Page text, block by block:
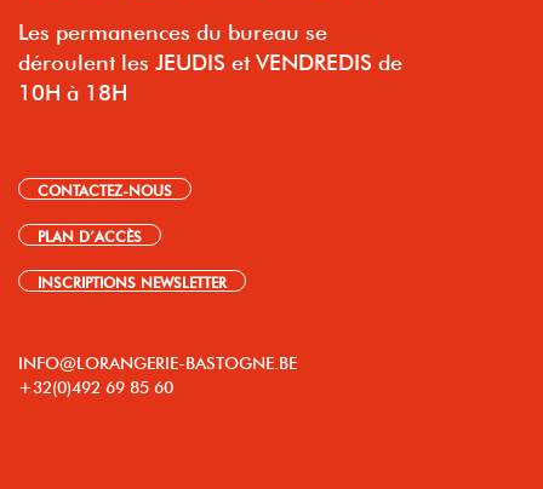
Les permanences du bureau se
déroulent les JEUDIS et VENDREDIS de
10H à 18H
CONTACTEZ-NOUS
PLAN D’ACCÈS
INSCRIPTIONS NEWSLETTER
INFO@LORANGERIE-BASTOGNE.BE
+32(0)492 69 85 60